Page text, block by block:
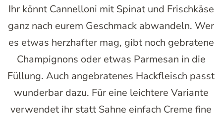
Ihr könnt Cannelloni mit Spinat und Frischkäse
ganz nach eurem Geschmack abwandeln. Wer
es etwas herzhafter mag, gibt noch gebratene
Champignons oder etwas Parmesan in die
Füllung. Auch angebratenes Hackfleisch passt
wunderbar dazu. Für eine leichtere Variante
verwendet ihr statt Sahne einfach Creme fine